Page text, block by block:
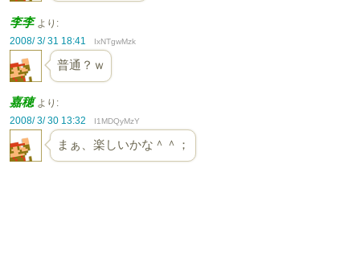
李李 より:
2008/ 3/ 31 18:41
IxNTgwMzk
普通？ｗ
嘉穂 より:
2008/ 3/ 30 13:32
I1MDQyMzY
まぁ、楽しいかな＾＾；